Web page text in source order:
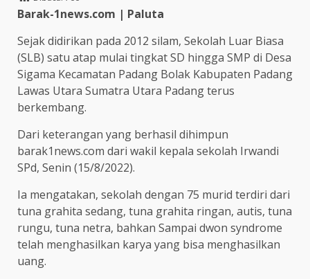
Barak-1news.com | Paluta
Sejak didirikan pada 2012 silam, Sekolah Luar Biasa
(SLB) satu atap mulai tingkat SD hingga SMP di Desa
Sigama Kecamatan Padang Bolak Kabupaten Padang
Lawas Utara Sumatra Utara Padang terus
berkembang.
Dari keterangan yang berhasil dihimpun
barak1news.com dari wakil kepala sekolah Irwandi
SPd, Senin (15/8/2022).
Ia mengatakan, sekolah dengan 75 murid terdiri dari
tuna grahita sedang, tuna grahita ringan, autis, tuna
rungu, tuna netra, bahkan Sampai dwon syndrome
telah menghasilkan karya yang bisa menghasilkan
uang.